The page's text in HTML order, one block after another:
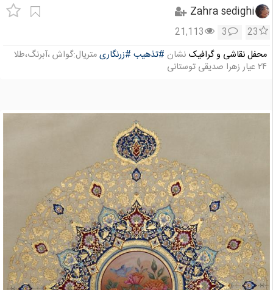
Zahra sedighi
23
3
21,113
محفل نقاشی و گرافیک نشان #تذهیب #زرنگاریمتریال:گواش ،آبرنگ،طلا
۲۴ عیار زهرا صدیقی توستانی